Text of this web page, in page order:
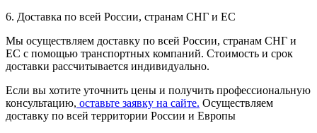
6. Доставка по всей России, странам СНГ и ЕС
Мы осуществляем доставку по всей России, странам СНГ и
ЕС с помощью транспортных компаний. Стоимость и срок
доставки рассчитывается индивидуально.
Если вы хотите уточнить цены и получить профессиональную
консультацию, оставьте заявку на сайте. Осуществляем
доставку по всей территории России и Европы